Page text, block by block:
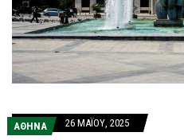
ΑΘΗΝΑ 26 ΜΑΪ́ΟΥ, 2025